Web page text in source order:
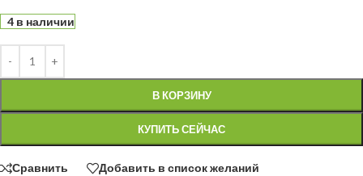
4 в наличии
В КОРЗИНУ
КУПИТЬ СЕЙЧАС
Сравнить Добавить в список желаний